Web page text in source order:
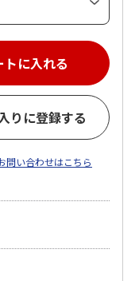
トに入れる
りに登録する
問い合わせはこちら